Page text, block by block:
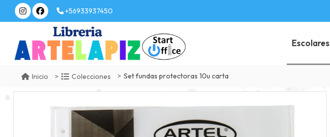
+56933937450
Escolares
Inicio Colecciones Set fundas protectoras 10u carta